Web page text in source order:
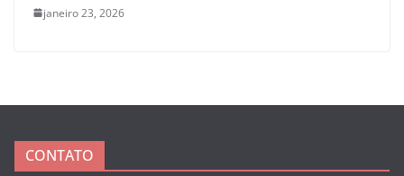
janeiro 23, 2026
CONTATO